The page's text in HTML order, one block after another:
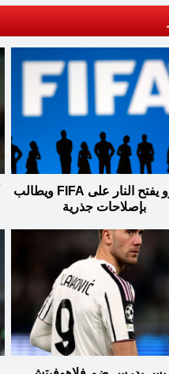
فيفبرو يفتح النار على FIFA ويطالب
بإصلاحات جذرية